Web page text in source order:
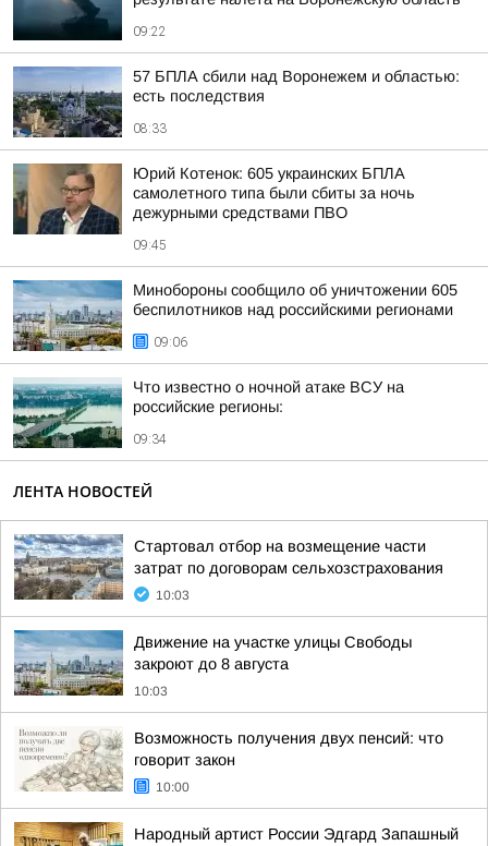
09:22
57 БПЛА сбили над Воронежем и областью:
есть последствия
08:33
Юрий Котенок: 605 украинских БПЛА
самолетного типа были сбиты за ночь
дежурными средствами ПВО
09:45
Минобороны сообщило об уничтожении 605
беспилотников над российскими регионами
09:06
Что известно о ночной атаке ВСУ на
российские регионы:
09:34
ЛЕНТА НОВОСТЕЙ
Cтартовал отбор на возмещение части
затрат по договорам сельхозстрахования
10:03
Движение на участке улицы Свободы
закроют до 8 августа
10:03
Возможность получения двух пенсий: что
говорит закон
10:00
Народный артист России Эдгард Запашный